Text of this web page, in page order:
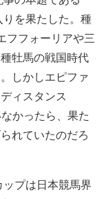
を果たした。種
フフォーリアや三
牡馬の戦国時代
しかしエピファ
ィスタンス
かったら、果た
れていたのだろ
プは日本競馬界